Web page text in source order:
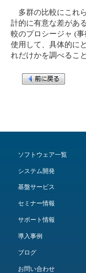
多群の比較にこれ
計的に有意な差があ
較のプロシージャ (
使用して、具体的に
れだけかを調べるこ
ソフトウェア一覧
システム開発
基盤サービス
セミナー情報
サポート情報
導入事例
ブログ
お問い合わせ